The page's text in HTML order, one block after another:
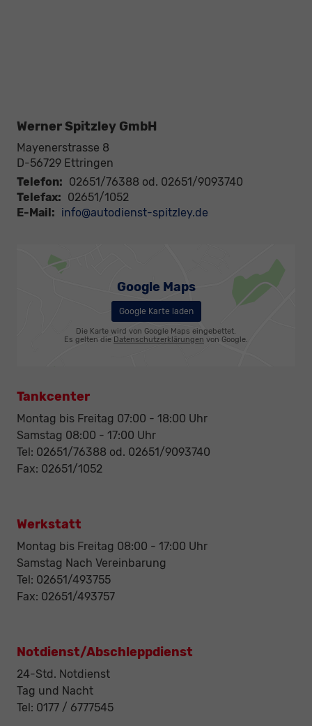
Werner Spitzley GmbH
Mayenerstrasse 8
D-56729 Ettringen
Telefon: 02651/76388 od. 02651/9093740
Telefax: 02651/1052
E-Mail: info@autodienst-spitzley.de
Google Maps
Google Karte laden
Die Karte wird von Google Maps eingebettet.
Es gelten die Datenschutzerklärungen von Google.
Tankcenter
Montag bis Freitag 07:00 - 18:00 Uhr
Samstag 08:00 - 17:00 Uhr
Tel: 02651/76388 od. 02651/9093740
Fax: 02651/1052
Werkstatt
Montag bis Freitag 08:00 - 17:00 Uhr
Samstag Nach Vereinbarung
Tel: 02651/493755
Fax: 02651/493757
Notdienst/Abschleppdienst
24-Std. Notdienst
Tag und Nacht
Tel: 0177 / 6777545